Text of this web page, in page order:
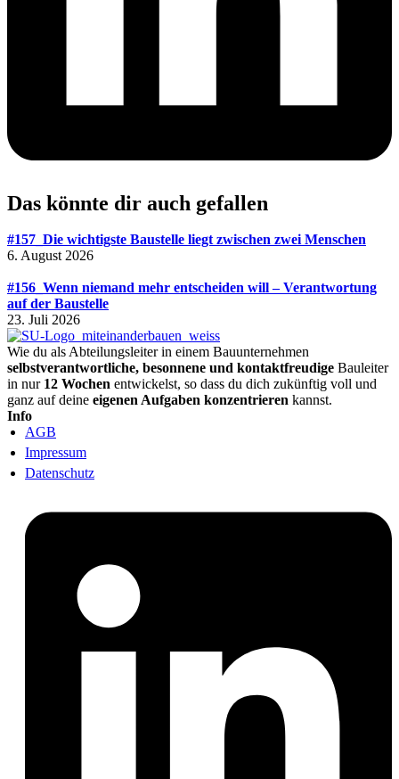
Das könnte dir auch gefallen
#157_Die wichtigste Baustelle liegt zwischen zwei Menschen
6. August 2026
#156_Wenn niemand mehr entscheiden will – Verantwortung
auf der Baustelle
23. Juli 2026
Wie du als Abteilungsleiter in einem Bauunternehmen
selbstverantwortliche, besonnene und kontaktfreudige Bauleiter
in nur 12 Wochen entwickelst, so dass du dich zukünftig voll und
ganz auf deine eigenen Aufgaben konzentrieren kannst.
Info
AGB
Impressum
Datenschutz